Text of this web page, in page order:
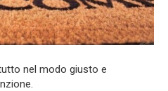
nel modo giusto e